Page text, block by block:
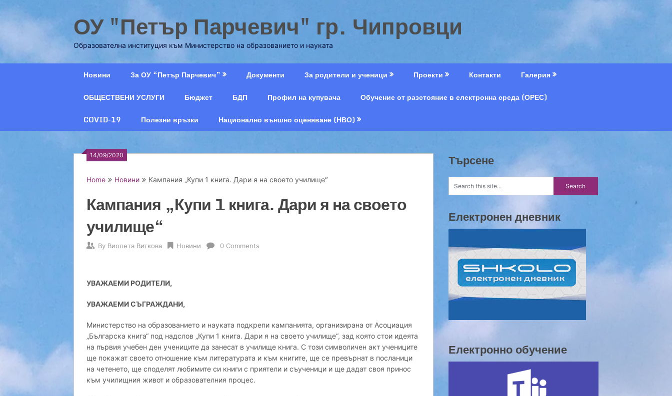
ОУ "Петър Парчевич" гр. Чипровци
Образователна институция към Министерство на образованието и науката
Новини За ОУ “Петър Парчевич” Документи За родители и ученици Проекти Контакти
Галерия
ОБЩЕСТВЕНИ УСЛУГИ
Бюджет БДП Профил на купувача
Обучение от разстояние в електронна среда (ОРЕС)
COVID-19
Полезни връзки Национално външно оценяване (НВО)
14/09/2020
Home Новини Кампания „Купи 1 книга. Дари я на своето училище“
Кампания „Купи 1 книга. Дари я на своето
училище“
By Виолета Виткова Новини 0 Comments
УВАЖАЕМИ РОДИТЕЛИ,
УВАЖАЕМИ СЪГРАЖДАНИ,
Министерство на образованието и науката подкрепи кампанията, организирана от Асоциация
„Българска книга“ под надслов „Купи 1 книга. Дари я на своето училище“, зад която стои идеята
на първия учебен ден учениците да занесат в училище книга. С този символичен акт учениците
ще покажат своето отношение към литературата и към книгите, ще се превърнат в посланици
на четенето, ще споделят любимите си книги с приятели и съученици и ще дадат своя принос
към училищния живот и образователния процес.
Търсене
Електронен дневник
Електронно обучение